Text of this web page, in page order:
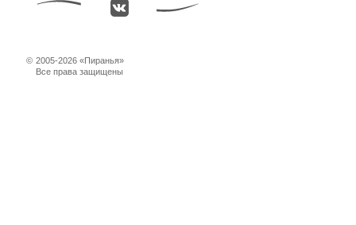
© 2005-2026 «Пиранья»
Все права защищены